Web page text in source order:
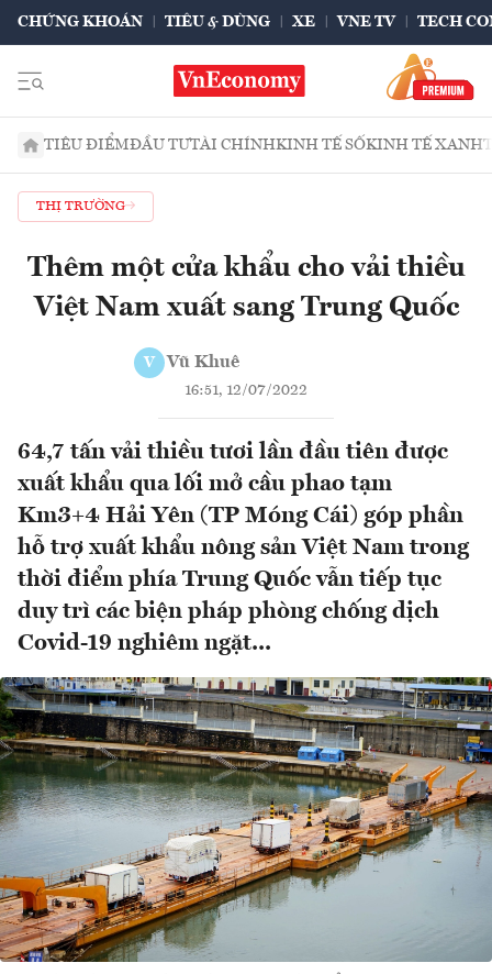
CHỨNG KHOÁN TIÊU & DÙNG XE VNE TV TECH
TIÊU ĐIỂMĐẦU TƯTÀI CHÍNHKINH TẾ SỐKINH TẾ XANH
THỊ TRƯỜNG
Thêm một cửa khẩu cho vải thiều
Việt Nam xuất sang Trung Quốc
V Vũ Khuê
16:51, 12/07/2022
64,7 tấn vải thiều tươi lần đầu tiên được
xuất khẩu qua lối mở cầu phao tạm
Km3+4 Hải Yên (TP Móng Cái) góp phần
hỗ trợ xuất khẩu nông sản Việt Nam trong
thời điểm phía Trung Quốc vẫn tiếp tục
duy trì các biện pháp phòng chống dịch
Covid-19 nghiêm ngặt...